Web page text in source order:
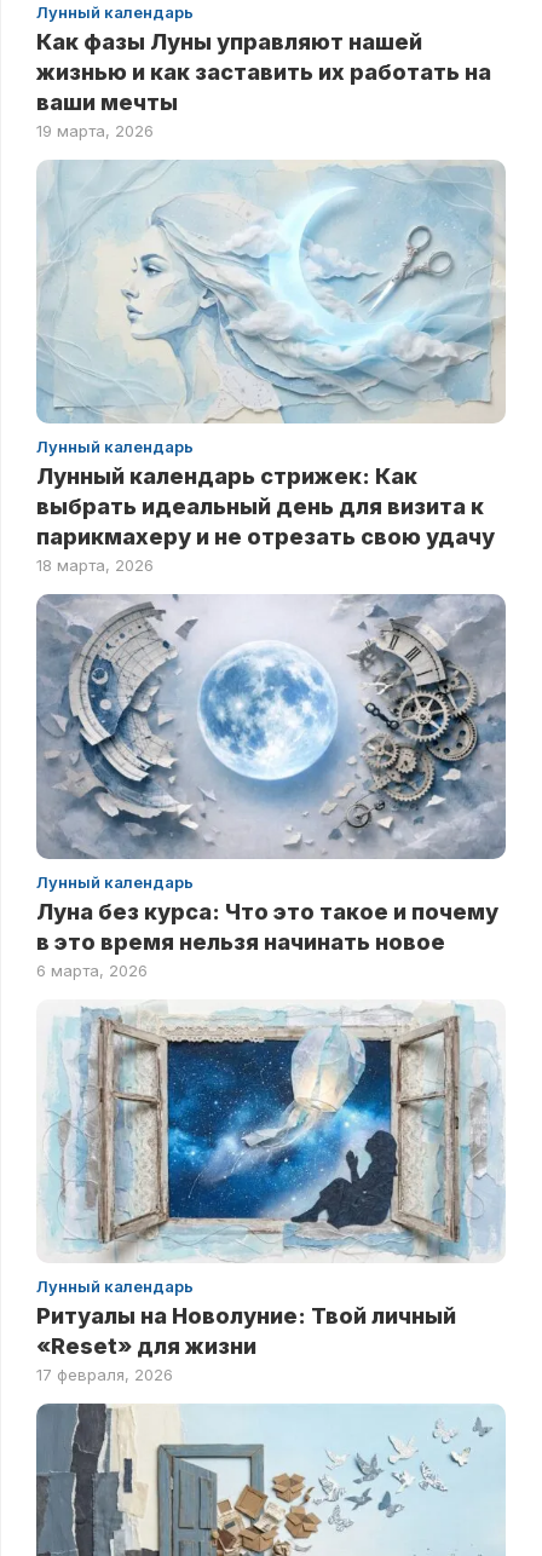
Лунный календарь
Как фазы Луны управляют нашей
жизнью и как заставить их работать на
ваши мечты
19 марта, 2026
Лунный календарь
Лунный календарь стрижек: Как
выбрать идеальный день для визита к
парикмахеру и не отрезать свою удачу
18 марта, 2026
Лунный календарь
Луна без курса: Что это такое и почему
в это время нельзя начинать новое
6 марта, 2026
Лунный календарь
Ритуалы на Новолуние: Твой личный
«Reset» для жизни
17 февраля, 2026